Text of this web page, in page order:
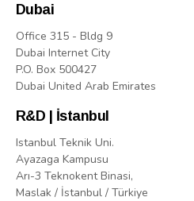
Dubai
Office 315 - Bldg 9
Dubai Internet City
P.O. Box 500427
Dubai United Arab Emirates
R&D | İstanbul
Istanbul Teknik Uni.
Ayazaga Kampusu
Arı-3 Teknokent Binasi,
Maslak / İstanbul / Türkiye